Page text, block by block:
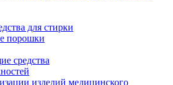
для стирки
порошки
средства
изделий медицинского